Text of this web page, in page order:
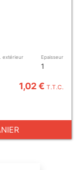
extérieur Epaisseur
1
1,02 €T.T.C.